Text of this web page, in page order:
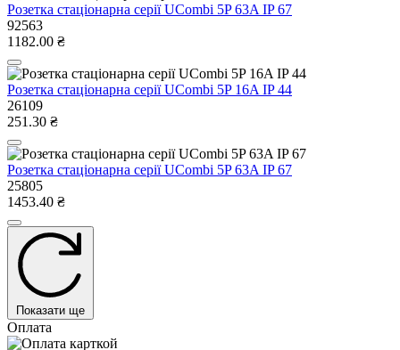
Розетка стаціонарна серії UСombi 5P 63A IP 67
92563
1182.00 ₴
Розетка стаціонарна серії UСombi 5P 16A IP 44
26109
251.30 ₴
Розетка стаціонарна серії UСombi 5P 63A IP 67
25805
1453.40 ₴
Показати ще
Оплата